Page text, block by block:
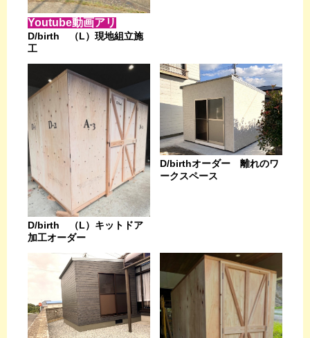
Youtube動画アリ
D/birth （L）現地組立施
工
D/birth （L）キットドア
加工オーダー
D/birthオーダー 離れのワ
ークスペース